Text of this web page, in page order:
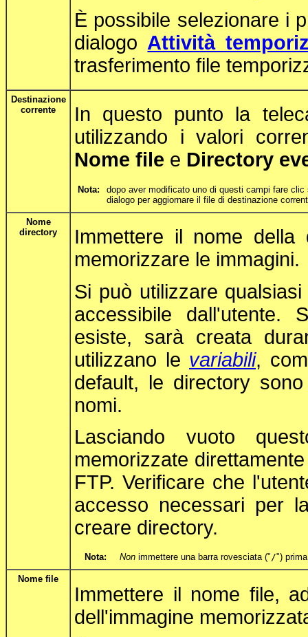
È possibile selezionare i
dialogo Attività
trasferimento file
Destinazione
corrente
In questo punto la
utilizzando i valori
Nome file e Directory
Nota:
dopo aver modificato uno di questi campi fare
dialogo per aggiornare il file di destinazione
Nome
directory
Immettere il nome
memorizzare le immagini.
Si può utilizzare
accessibile dall'utente.
esiste, sarà creata
utilizzano le variabili,
default, le directory
nomi.
Lasciando vuoto
memorizzate
FTP. Verificare che
accesso necessari per
creare directory.
Nota: Non immettere una barra rovesciata ("/")
Nome file
Immettere il nome file,
dell'immagine